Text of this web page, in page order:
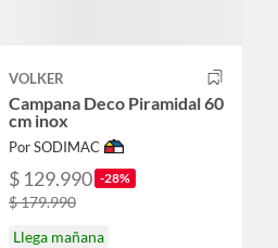
VOLKER
Campana Deco Piramidal 60
cm inox
Por SODIMAC
$ 129.990 -28%
$ 179.990
Llega mañana